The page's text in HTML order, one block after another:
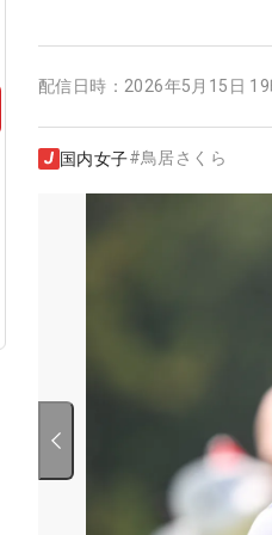
配信日時： 2026年5月15日
国内女子#鳥居さくら